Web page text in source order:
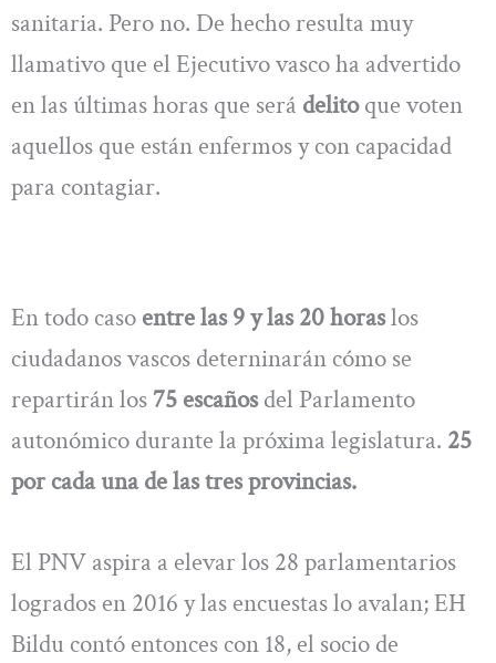
sanitaria. Pero no. De hecho resulta muy
llamativo que el Ejecutivo vasco ha advertido
en las últimas horas que será delitoque voten
aquellos que están enfermos y con capacidad
para contagiar.
En todo caso entre las 9 y las 20 horaslos
ciudadanos vascos deterninarán cómo se
repartirán los 75 escañosdel Parlamento
autonómico durante la próxima legislatura. 25
por cada una de las tres provincias.
El PNV aspira a elevar los 28 parlamentarios
logrados en 2016 y las encuestas lo avalan; EH
Bildu contó entonces con 18, el socio de